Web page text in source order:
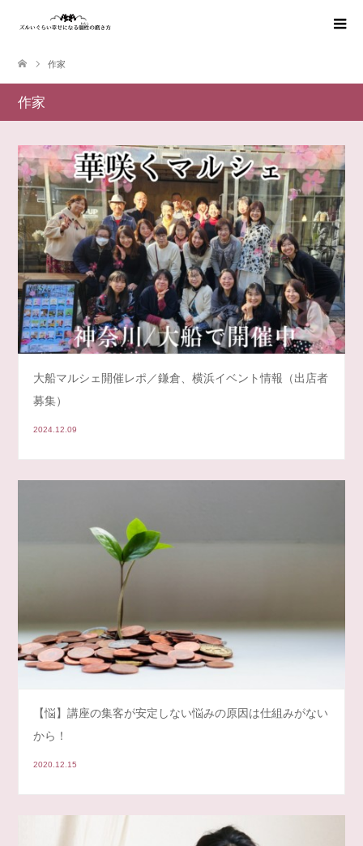
作家
作家
大船マルシェ開催レポ／鎌倉、横浜イベント情報（出店者
募集）
2024.12.09
【悩】講座の集客が安定しない悩みの原因は仕組みがない
から！
2020.12.15